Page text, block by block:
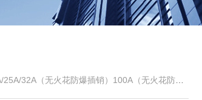
25A/32A（无火花防爆插销）100A（无火花防爆插销）